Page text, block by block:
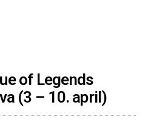
of Legends
(3 – 10. april)